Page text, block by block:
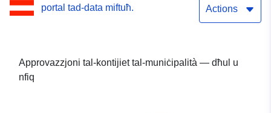
portal tad-data miftuħ. Actions
Approvazzjoni tal-kontijiet tal-muniċipalità — dħul u
nfiq